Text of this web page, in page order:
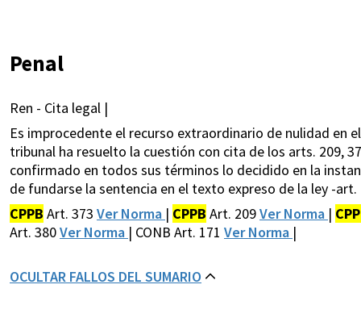
Penal
Ren - Cita legal |
Es improcedente el recurso extraordinario de nulidad en
tribunal ha resuelto la cuestión con cita de los arts. 209,
confirmado en todos sus términos lo decidido en la
de fundarse la sentencia en el texto expreso de la ley -
CPPB Art. 373 Ver Norma | CPPB Art. 209Ver Norma |
Art. 380Ver Norma | CONB Art. 171 Ver Norma |
OCULTAR FALLOS DEL SUMARIO